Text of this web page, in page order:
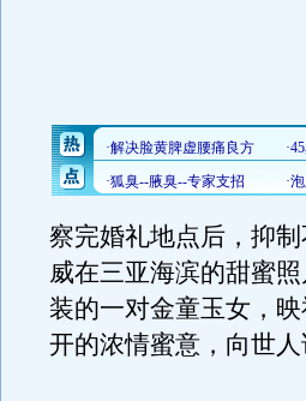
察完婚礼地点后，抑
威在三亚海滨的甜蜜
装的一对金童玉女，
开的浓情蜜意，向世